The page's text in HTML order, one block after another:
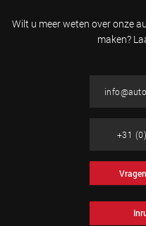
Wilt u meer weten over onze
maken?
+31